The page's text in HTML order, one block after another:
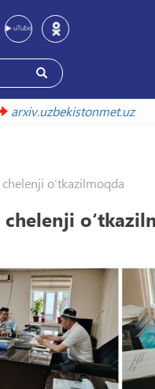
arxiv.uzbekistonmet.uz
o‘tkazilmoqda